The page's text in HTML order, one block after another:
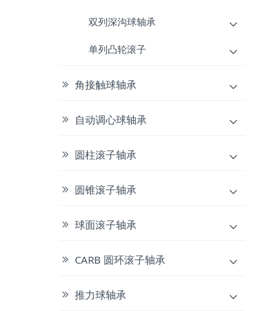
双列深沟球轴承
单列凸轮滚子
角接触球轴承
自动调心球轴承
圆柱滚子轴承
圆锥滚子轴承
球面滚子轴承
CARB 圆环滚子轴承
推力球轴承